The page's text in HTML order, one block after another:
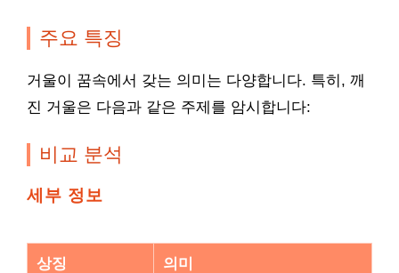
주요 특징
거울이 꿈속에서 갖는 의미는 다양합니다. 특히, 깨
진 거울은 다음과 같은 주제를 암시합니다:
비교 분석
세부 정보
상징 의미